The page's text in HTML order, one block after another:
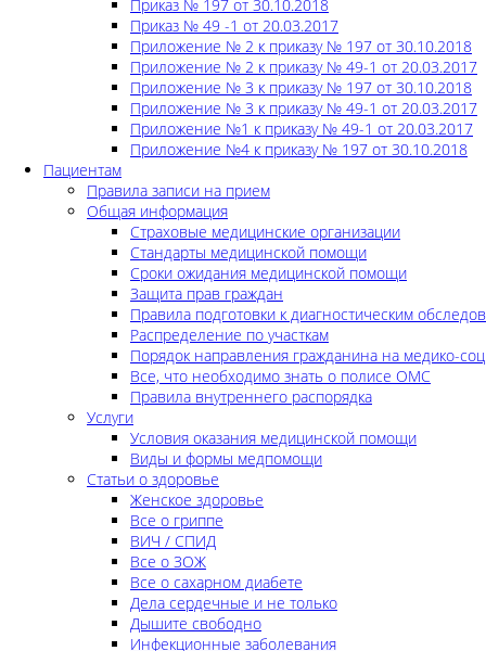
Приказ № 197 от 30.10.2018
Приказ № 49 -1 от 20.03.2017
Приложение № 2 к приказу № 197 от 30.10.2018
Приложение № 2 к приказу № 49-1 от 20.03.2017
Приложение № 3 к приказу № 197 от 30.10.2018
Приложение № 3 к приказу № 49-1 от 20.03.2017
Приложение №1 к приказу № 49-1 от 20.03.2017
Приложение №4 к приказу № 197 от 30.10.2018
Пациентам
Правила записи на прием
Общая информация
Страховые медицинские организации
Стандарты медицинской помощи
Сроки ожидания медицинской помощи
Защита прав граждан
Правила подготовки к диагностическим
Распределение по участкам
Порядок направления гражданина на медико-
Все, что необходимо знать о полисе ОМС
Правила внутреннего распорядка
Услуги
Условия оказания медицинской помощи
Виды и формы медпомощи
Статьи о здоровье
Женское здоровье
Все о гриппе
ВИЧ / СПИД
Все о ЗОЖ
Все о сахарном диабете
Дела сердечные и не только
Дышите свободно
Инфекционные заболевания